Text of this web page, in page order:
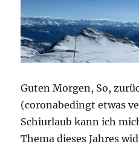
Guten Morgen, So,
(coronabedingt etwas
Schiurlaub kann ich
Thema dieses Jahres